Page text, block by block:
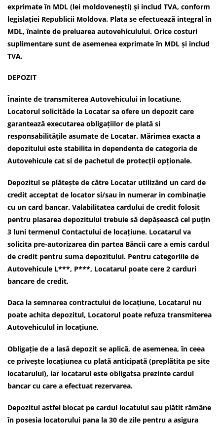
exprimate în MDL (lei moldovenești) și includ TVA, conform
legislației Republicii Moldova. Plata se efectuează integral în
MDL, înainte de preluarea autovehiculului. Orice costuri
suplimentare sunt de asemenea exprimate în MDL și includ
TVA.
DEPOZIT
Înainte de transmiterea Autovehicului in locatiune,
Locatorul solicităde la Locatar sa ofere un depozit care
garantează executarea obligațiilor de plată si
responsabilitățile asumate de Locatar. Mărimea exacta a
depozitului este stabilita in dependenta de categoria de
Autovehicule cat si de pachetul de protecții opționale.
Depozitul se plătește de către Locatar utilizând un card de
credit acceptat de locator si/sau in numerar in combinație
cu un card bancar. Valabilitatea cardului de credit folosit
pentru plasarea depozitului trebuie să depășească cel puțin
3 luni termenul Contactului de locațiune. Locatarul va
solicita pre-autorizarea din partea Băncii care a emis cardul
de credit pentru suma depozitului. Pentru categoriile de
Autovehicule L***, P***, Locatarul poate cere 2 carduri
bancare de credit.
Daca la semnarea contractului de locațiune, Locatarul nu
poate achita depozitul, Locatorul poate refuza transmiterea
Autovehiculul in locațiune.
Obligație de a lasă depozit se aplică, de asemenea, în ceea
ce privește locațiunea cu plată anticipată (preplătita pe site
locatarului), iar locatarul este obligatsa prezinte cardul
bancar cu care a efectuat rezervarea.
Depozitul astfel blocat pe cardul locatului sau plătit rămâne
în posesia locatorului pana la 30 de zile pentru a asigura